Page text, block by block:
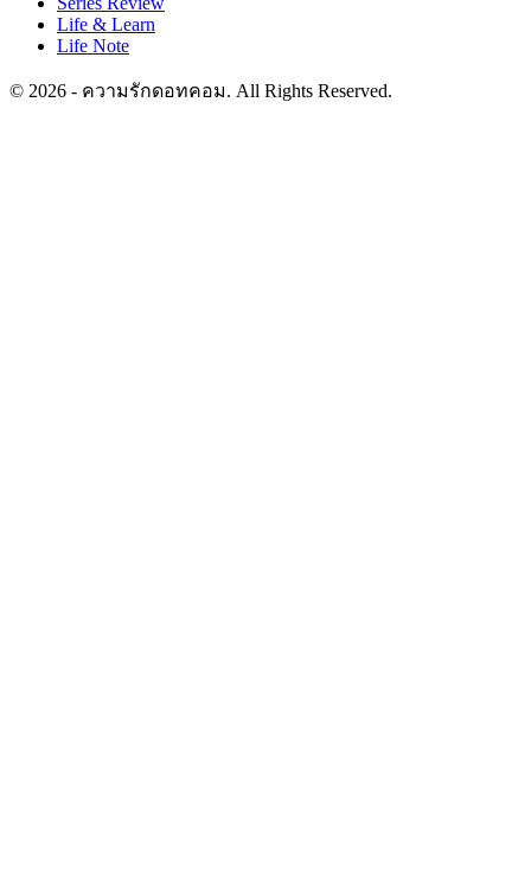
Life & Learn
Life Note
© 2026 - ความรักดอทคอม. All Rights Reserved.